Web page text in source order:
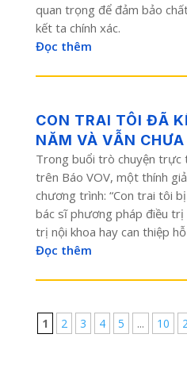
quan trọng để đảm bảo
kết ta chính xác.
Đọc thêm
CON TRAI TÔI ĐÃ
NĂM VÀ VẪN CHƯA
Trong buổi trò chuyện trực
trên Báo VOV, một thính
chương trình: “Con trai tôi
bác sĩ phương pháp điều trị
trị nội khoa hay can thiệp
Đọc thêm
1 2 3 4 5 ... 10